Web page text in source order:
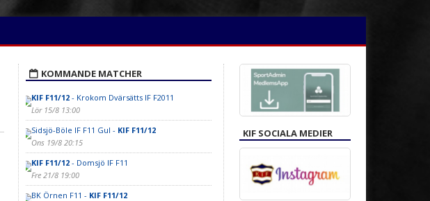
KOMMANDE MATCHER
KIF F11/12- Krokom Dvärsätts IF F2011
Lör 15/8 13:00
Sidsjö-Böle IF F11 Gul - KIF F11/12
Ons 19/8 20:15
KIF F11/12- Domsjö IF F11
Fre 21/8 19:00
BK Örnen F11 - KIF F11/12
KIF SOCIALA MEDIER